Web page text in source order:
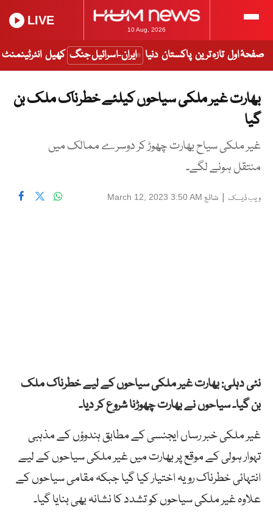
10 Aug, 2026
LIVE
صفحۂ اول تازہ ترین پاکستان دنیا ایران-اسرائیل جنگ کھیل انٹرٹینمنٹ
بھارت غیر ملکی سیاحوں کیلئے خطرناک ملک بن
گیا
غیر ملکی سیاح بھارت چھوڑ کر دوسرے ممالک میں
منتقل ہونے لگے۔
ویب ڈیسک | شائع March 12, 2023 3:50 AM
نئی دہلی: بھارت غیر ملکی سیاحوں کے لیے خطرناک ملک
بن گیا۔ سیاحوں نے بھارت چھوڑنا شروع کر دیا۔
غیر ملکی خبر رساں ایجنسی کے مطابق ہندوؤں کے مذہبی
تہوار ہولی کے موقع پر بھارت میں غیر ملکی سیاحوں کے لیے
انتہائی خطرناک رویہ اختیار کیا گیا جبکہ مقامی سیاحوں کے
علاوہ غیر ملکی سیاحوں کو تشدد کا نشانہ بھی بنایا گیا۔